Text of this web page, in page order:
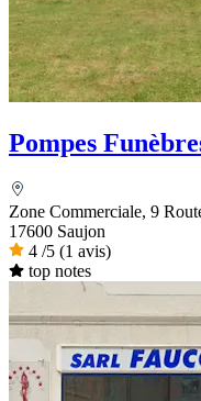
Pompes
Zone Commerciale, 9
17600 Saujon
4 /5 (1 avis)
top notes